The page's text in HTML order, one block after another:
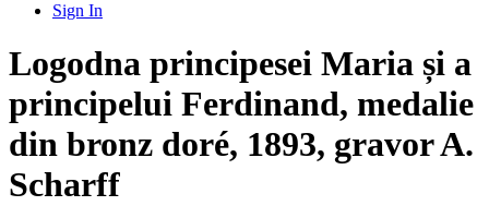
Sign In
Logodna principesei Maria și a
principelui Ferdinand, medalie
din bronz doré, 1893, gravor A.
Scharff